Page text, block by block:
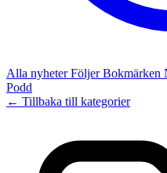
Alla nyheterFöljerBokmärken
Podd
← Tillbaka till kategorier